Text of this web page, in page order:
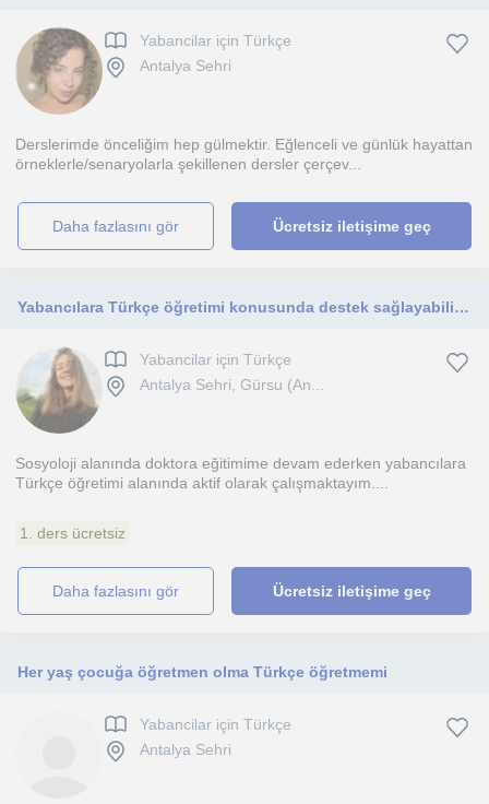
Yabancilar için Türkçe
Antalya Sehri
Derslerimde önceliğim hep gülmektir. Eğlenceli ve günlük hayattan
örneklerle/senaryolarla şekillenen dersler çerçev...
daha fazlasını gör Ücretsiz iletişime geç
Yabancılara Türkçe öğretimi konusunda destek sağlayabilirim
Yabancilar için Türkçe
Antalya Sehri, Gürsu (An...
Sosyoloji alanında doktora eğitimime devam ederken yabancılara
Türkçe öğretimi alanında aktif olarak çalışmaktayım....
1. ders ücretsiz
daha fazlasını gör Ücretsiz iletişime geç
Her yaş çocuğa öğretmen olma Türkçe öğretmemi
Yabancilar için Türkçe
Antalya Sehri